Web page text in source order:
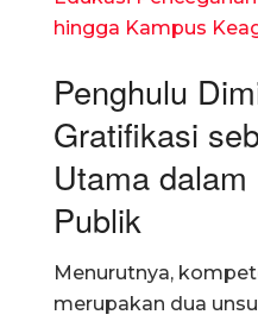
hingga Kampus
Penghulu
Gratifikasi
Utama
Publik
Menurutnya,
merupakan dua